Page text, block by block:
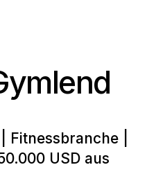
Fitnessbranche |
USD aus